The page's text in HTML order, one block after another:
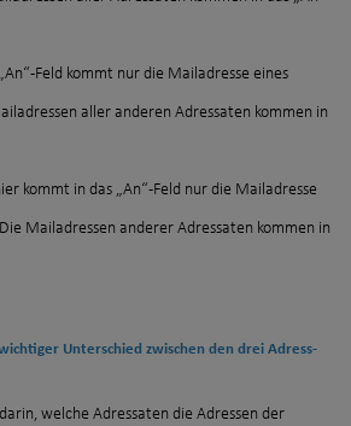
Feld kommt nur die Mailadresse eines
aller anderen Adressaten kommen in
kommt in das „An“-Feld nur die Mailadresse
Mailadressen anderer Adressaten kommen in
Unterschied zwischen den drei Adress-
welche Adressaten die Adressen der